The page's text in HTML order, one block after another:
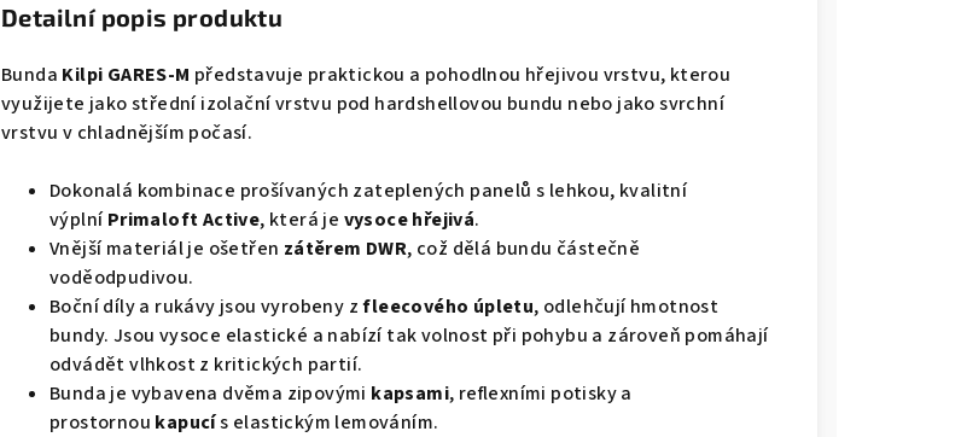
Detailní popis produktu
Bunda Kilpi GARES-M představuje praktickou a pohodlnou hřejivou vrstvu, kterou
využijete jako střední izolační vrstvu pod hardshellovou bundu nebo jako svrchní
vrstvu v chladnějším počasí.
Dokonalá kombinace prošívaných zateplených panelů s lehkou, kvalitní
výplní Primaloft Active, která je vysoce hřejivá.
Vnější materiál je ošetřen zátěrem DWR, což dělá bundu částečně
voděodpudivou.
Boční díly a rukávy jsou vyrobeny z fleecového úpletu, odlehčují hmotnost
bundy. Jsou vysoce elastické a nabízí tak volnost při pohybu a zároveň pomáhají
odvádět vlhkost z kritických partií.
Bunda je vybavena dvěma zipovými kapsami, reflexními potisky a
prostornou kapucís elastickým lemováním.